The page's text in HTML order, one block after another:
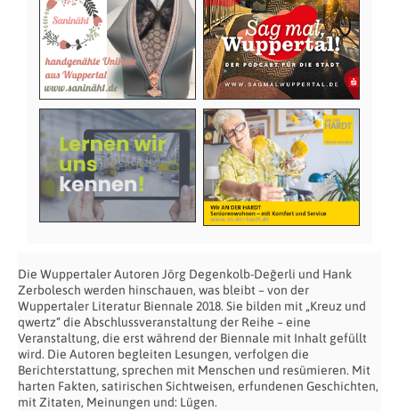
Die Wuppertaler Autoren Jörg Degenkolb-Değerli und Hank
Zerbolesch werden hinschauen, was bleibt – von der
Wuppertaler Literatur Biennale 2018. Sie bilden mit „Kreuz und
qwertz“ die Abschlussveranstaltung der Reihe – eine
Veranstaltung, die erst während der Biennale mit Inhalt gefüllt
wird. Die Autoren begleiten Lesungen, verfolgen die
Berichterstattung, sprechen mit Menschen und resümieren. Mit
harten Fakten, satirischen Sichtweisen, erfundenen Geschichten,
mit Zitaten, Meinungen und: Lügen.